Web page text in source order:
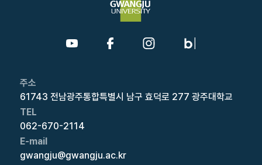
주소
61743 전남광주통합특별시 남구 효덕로 277 광주대학교
TEL
062-670-2114
E-mail
gwangju@gwangju.ac.kr